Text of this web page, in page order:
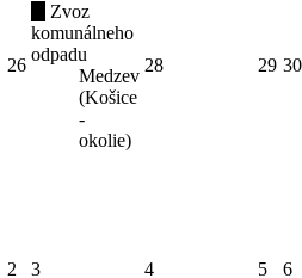
26
Zvoz
komunálneho
odpadu
Medzev
(Košice
-
okolie)
28 29 30
2 3 4 5 6